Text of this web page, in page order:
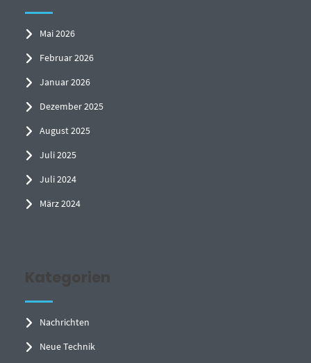
Mai 2026
Februar 2026
Januar 2026
Dezember 2025
August 2025
Juli 2025
Juli 2024
März 2024
Kategorien
Nachrichten
Neue Technik